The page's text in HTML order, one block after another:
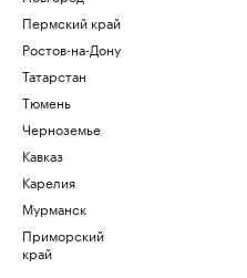
Пермский край
Ростов-на-Дону
Татарстан
Тюмень
Черноземье
Кавказ
Карелия
Мурманск
Приморский
край